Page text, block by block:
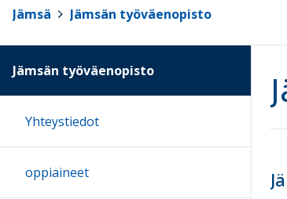
Jämsä Jämsän työväenopisto
Jämsän työväenopisto
Yhteystiedot
oppiaineet